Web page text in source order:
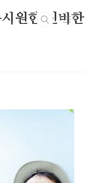
원한 신비한